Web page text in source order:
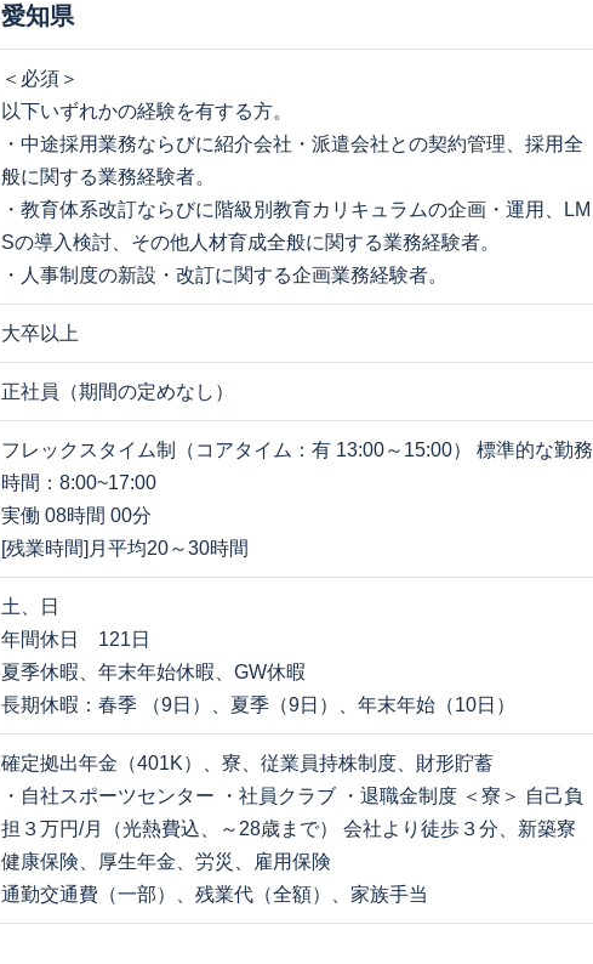
愛知県
＜必須＞
以下いずれかの経験を有する方。
・中途採用業務ならびに紹介会社・派遣会社との契約管理、採用全
般に関する業務経験者。
・教育体系改訂ならびに階級別教育カリキュラムの企画・運用、LM
Sの導入検討、その他人材育成全般に関する業務経験者。
・人事制度の新設・改訂に関する企画業務経験者。
大卒以上
正社員（期間の定めなし）
フレックスタイム制（コアタイム：有 13:00～15:00） 標準的な勤務
時間：8:00~17:00
実働 08時間 00分
[残業時間]月平均20～30時間
土、日
年間休日 121日
夏季休暇、年末年始休暇、GW休暇
長期休暇：春季 （9日）、夏季（9日）、年末年始（10日）
確定拠出年金（401K）、寮、従業員持株制度、財形貯蓄
・自社スポーツセンター ・社員クラブ ・退職金制度 ＜寮＞ 自己負
担３万円/月（光熱費込、～28歳まで） 会社より徒歩３分、新築寮
健康保険、厚生年金、労災、雇用保険
通勤交通費（一部）、残業代（全額）、家族手当